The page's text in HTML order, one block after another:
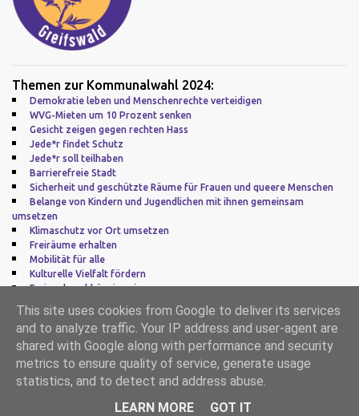
Themen zur Kommunalwahl 2024:
Demokratie leben und Menschenrechte verteidigen
WVG-Mieten um 10 Prozent senken
Gesicht zeigen gegen rechten Hass
Jede*r findet Schutz
Jede*r soll teilhaben
Barrierefreie Stadt
Sicherheit und geschützte Räume für Frauen und queere Menschen
Belange von Kindern und Jugendlichen mit ihnen gemeinsam
umsetzen
Klimaschutz vor Ort umsetzen
Freiräume erhalten
Mobilität für alle
Kulturelle Vielfalt fördern
Frei und unabhängig sein
Impressum|Datenschutz
Powered by Blogger
Alternative Liste (AL)
This site uses cookies from Google to deliver its services
and to analyze traffic. Your IP address and user-agent are
shared with Google along with performance and security
metrics to ensure quality of service, generate usage
statistics, and to detect and address abuse.
LEARN MORE
GOT IT